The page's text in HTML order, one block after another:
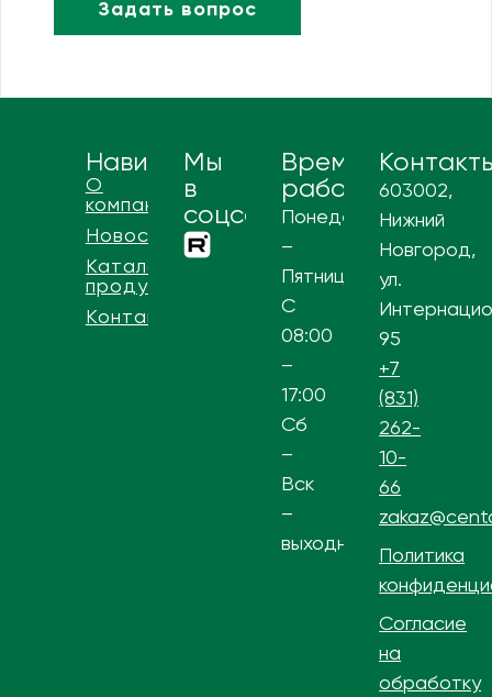
Навигация
О
компании
Новости
Каталог
продукции
Контакты
Мы
в
соцсетях
Время
работы
Понедельник
–
Пятница
С
08:00
–
17:00
Сб
–
Вск
–
выходной
603002,
Нижний
Новгород,
ул.
95
+7
(831)
262-
10-
66
Политика
Согласие
на
обработку